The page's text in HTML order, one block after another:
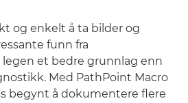
og enkelt å ta bilder og
funn fra
legen et bedre grunnlag enn
Med PathPoint Macro
begynt å dokumentere flere